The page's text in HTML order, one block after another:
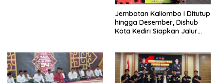
Jembatan Kaliombo I Ditutup
hingga Desember, Dishub
Kota Kediri Siapkan Jalur